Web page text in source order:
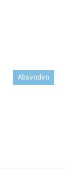
Absenden